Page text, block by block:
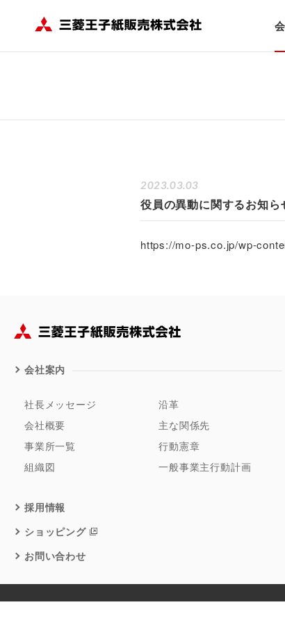
2023.03.03
役員の異動に関するお知ら
https://mo-ps.co.jp/wp-
会社案内
社長メッセージ
会社概要
事業所一覧
組織図
沿革
主な関係先
行動憲章
一般事業主行動計画
採用情報
ショッピング
お問い合わせ